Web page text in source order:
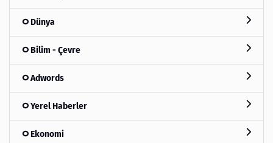
Dünya
Bilim - Çevre
Adwords
Yerel Haberler
Ekonomi